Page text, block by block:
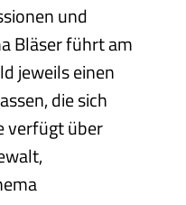
und
Bläser führt am
jeweils einen
die sich
verfügt über